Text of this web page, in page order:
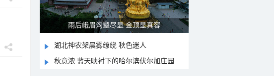
雨后峨眉沟壑尽显 金顶显真容
湖北神农架晨雾缭绕 秋色迷人
秋意浓 蓝天映衬下的哈尔滨伏尔加庄园